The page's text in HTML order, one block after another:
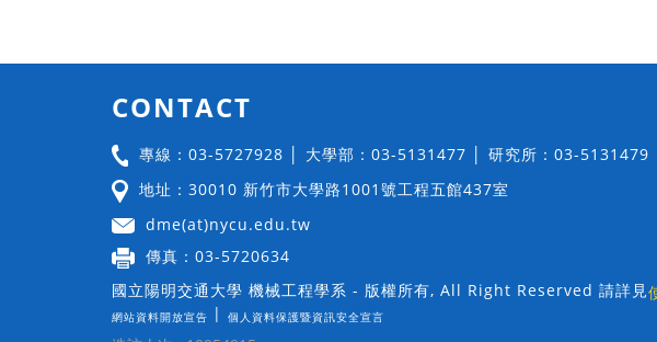
CONTACT
專線：03-5727928 │ 大學部：03-5131477 │ 研究所：03-5131479
地址：30010 新竹市大學路1001號工程五館437室
dme(at)nycu.edu.tw
傳真：03-5720634
國立陽明交通大學 機械工程學系 - 版權所有, All Right Reserved 請詳見
網站資料開放宣告 | 個人資料保護暨資訊安全宣言